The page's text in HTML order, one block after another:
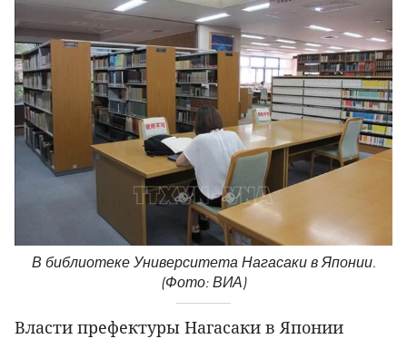
В библиотеке Университета Нагасаки в Японии.
(Фото: ВИА)
Власти префектуры Нагасаки в Японии